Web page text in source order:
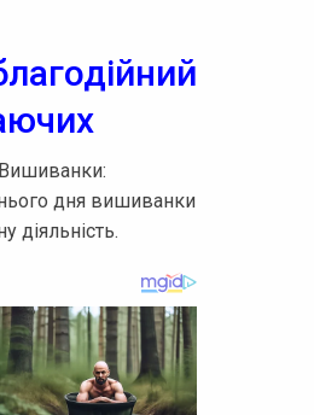
Вишиванки:
дня вишиванки
діяльність.